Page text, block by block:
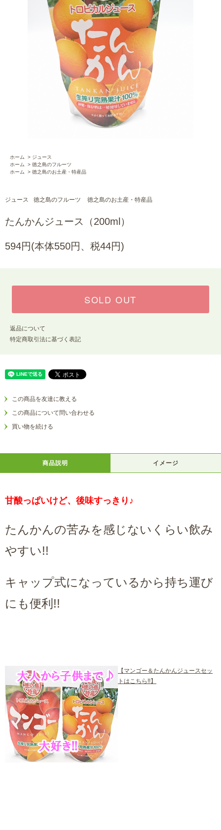
ホーム > ジュース
ホーム
> 徳之島のフルーツ
ホーム
> 徳之島のお土産・特産品
ジュース 徳之島のフルーツ 徳之島のお土産・特産品
たんかんジュース（200ml）
594円(本体550円、税44円)
SOLD OUT
返品について
特定商取引法に基づく表記
この商品を友達に教える
この商品について問い合わせる
買い物を続ける
商品説明 イメージ
甘酸っぱいけど、後味すっきり♪
たんかんの苦みを感じないくらい飲み
やすい!!
キャップ式になっているから持ち運び
にも便利!!
【マンゴー＆たんかんジュースセッ
トはこちら!!】